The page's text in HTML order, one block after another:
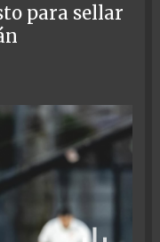
para sellar